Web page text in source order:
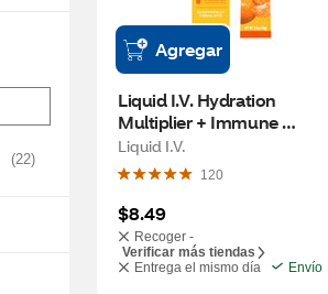
(22)
Agregar
Liquid I.V. Hydration
Multiplier + Immune
Support, Tangerine, 3 CT
Liquid I.V.
120
$8.49
Recoger -
Verificar más tiendas
Entrega el mismo día
Envío